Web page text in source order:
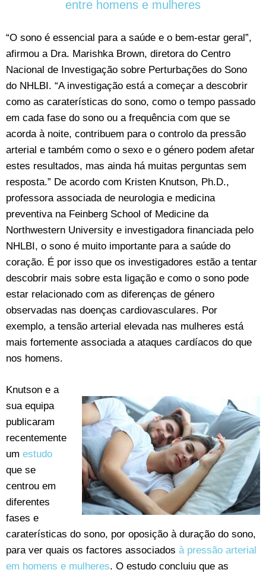
entre homens e mulheres
“O sono é essencial para a saúde e o bem-estar geral”,
afirmou a Dra. Marishka Brown, diretora do Centro
Nacional de Investigação sobre Perturbações do Sono
do NHLBI. “A investigação está a começar a descobrir
como as caraterísticas do sono, como o tempo passado
em cada fase do sono ou a frequência com que se
acorda à noite, contribuem para o controlo da pressão
arterial e também como o sexo e o género podem afetar
estes resultados, mas ainda há muitas perguntas sem
resposta.” De acordo com Kristen Knutson, Ph.D.,
professora associada de neurologia e medicina
preventiva na Feinberg School of Medicine da
Northwestern University e investigadora financiada pelo
NHLBI, o sono é muito importante para a saúde do
coração. É por isso que os investigadores estão a tentar
descobrir mais sobre esta ligação e como o sono pode
estar relacionado com as diferenças de género
observadas nas doenças cardiovasculares. Por
exemplo, a tensão arterial elevada nas mulheres está
mais fortemente associada a ataques cardíacos do que
nos homens.
Knutson e a
sua equipa
publicaram
recentemente
um estudo
que se
centrou em
diferentes
fases e
caraterísticas do sono, por oposição à duração do sono,
para ver quais os factores associados à pressão arterial
em homens e mulheres. O estudo concluiu que as